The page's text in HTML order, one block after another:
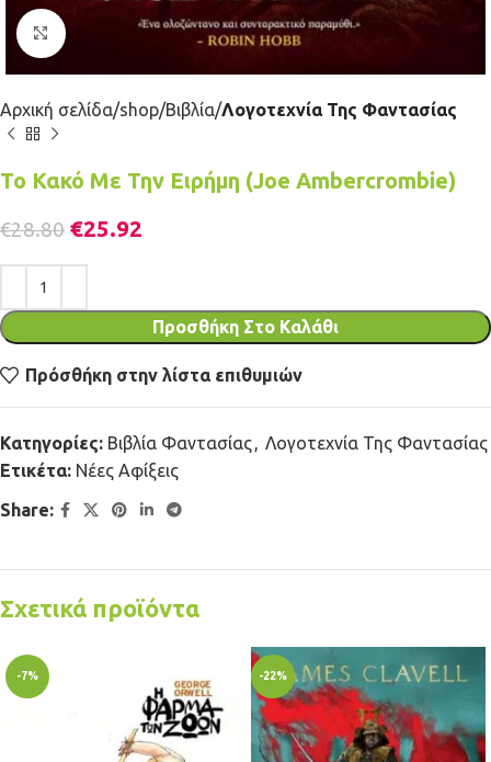
Κλικ για μεγέθυνση
Αρχική σελίδα shop Βιβλία Λογοτεχνία Της Φαντασίας
Το Κακό Με Την Ειρήμη (Joe Ambercrombie)
€28.80 €25.92
Προσθήκη Στο Καλάθι
Πρόσθήκη στην λίστα επιθυμιών
Κατηγορίες: Βιβλία Φαντασίας, Λογοτεχνία Της Φαντασίας
Ετικέτα: Νέες Αφίξεις
Share:
Σχετικά προϊόντα
-7% -22%